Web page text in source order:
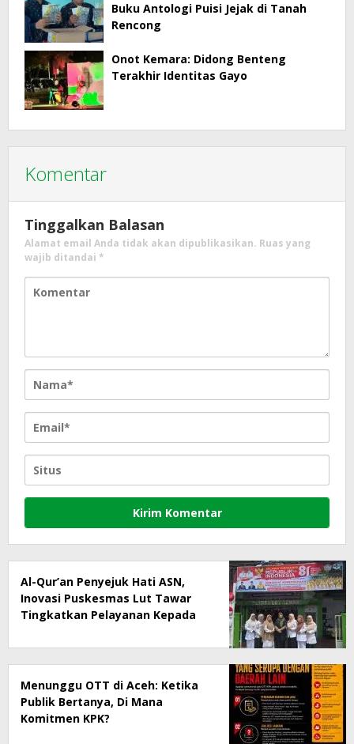
Buku Antologi Puisi Jejak di Tanah
Rencong
Onot Kemara: Didong Benteng
Terakhir Identitas Gayo
Komentar
Tinggalkan Balasan
Alamat email Anda tidak akan dipublikasikan. Ruas yang
wajib ditandai *
Al-Qur’an Penyejuk Hati ASN,
Inovasi Puskesmas Lut Tawar
Tingkatkan Pelayanan Kepada
Menunggu OTT di Aceh: Ketika
Publik Bertanya, Di Mana
Komitmen KPK?